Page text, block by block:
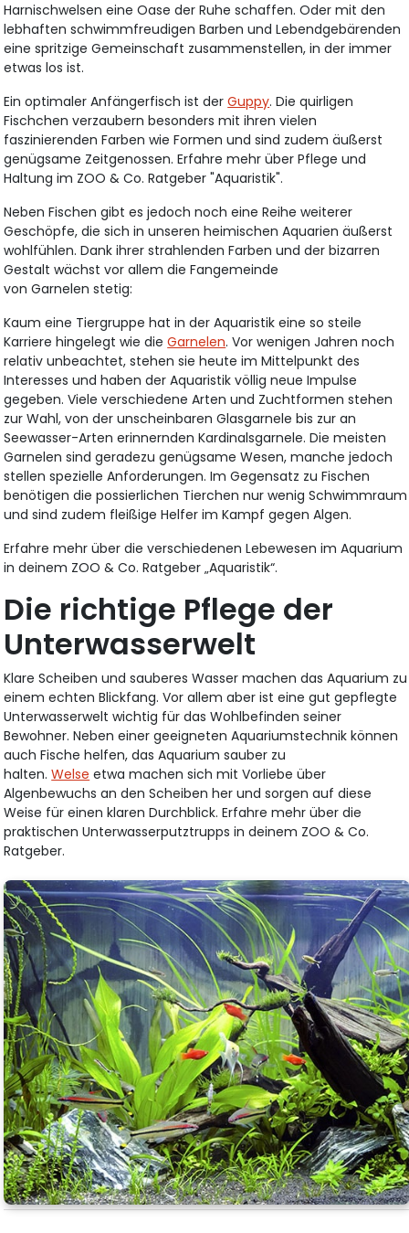
Harnischwelsen eine Oase der Ruhe schaffen. Oder mit den
lebhaften schwimmfreudigen Barben und Lebendgebärenden
eine spritzige Gemeinschaft zusammenstellen, in der immer
etwas los ist.
Ein optimaler Anfängerfisch ist derGuppy. Die quirligen
Fischchen verzaubern besonders mit ihren vielen
faszinierenden Farben wie Formen und sind zudem äußerst
genügsame Zeitgenossen. Erfahre mehr über Pflege und
Haltung im ZOO & Co. Ratgeber "Aquaristik".
Neben Fischen gibt es jedoch noch eine Reihe weiterer
Geschöpfe, die sich in unseren heimischen Aquarien äußerst
wohlfühlen. Dank ihrer strahlenden Farben und der bizarren
Gestalt wächst vor allem die Fangemeinde
von Garnelen stetig:
Kaum eine Tiergruppe hat in der Aquaristik eine so steile
Karriere hingelegt wie dieGarnelen. Vor wenigen Jahren noch
relativ unbeachtet, stehen sie heute im Mittelpunkt des
Interesses und haben der Aquaristik völlig neue Impulse
gegeben. Viele verschiedene Arten und Zuchtformen stehen
zur Wahl, von der unscheinbaren Glasgarnele bis zur an
Seewasser-Arten erinnernden Kardinalsgarnele. Die meisten
Garnelen sind geradezu genügsame Wesen, manche jedoch
stellen spezielle Anforderungen. Im Gegensatz zu Fischen
benötigen die possierlichen Tierchen nur wenig Schwimmraum
und sind zudem fleißige Helfer im Kampf gegen Algen.
Erfahre mehr über die verschiedenen Lebewesen im Aquarium
in deinem ZOO & Co. Ratgeber „Aquaristik“.
Die richtige Pflege der
Unterwasserwelt
Klare Scheiben und sauberes Wasser machen das Aquarium zu
einem echten Blickfang. Vor allem aber ist eine gut gepflegte
Unterwasserwelt wichtig für das Wohlbefinden seiner
Bewohner. Neben einer geeigneten Aquariumstechnik können
auch Fische helfen, das Aquarium sauber zu
halten.Welse etwa machen sich mit Vorliebe über
Algenbewuchs an den Scheiben her und sorgen auf diese
Weise für einen klaren Durchblick. Erfahre mehr über die
praktischen Unterwasserputztrupps in deinem ZOO & Co.
Ratgeber.